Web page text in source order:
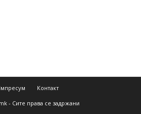
Контакт
- Сите права се задржани